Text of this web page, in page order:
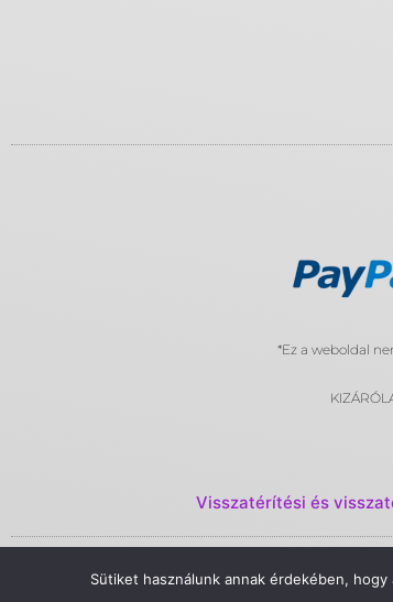
*Ez a weboldal
Visszatérítési és
© 2023 Rame Digital by Rame Corporation . Minden
Sütiket használunk annak érdekében,